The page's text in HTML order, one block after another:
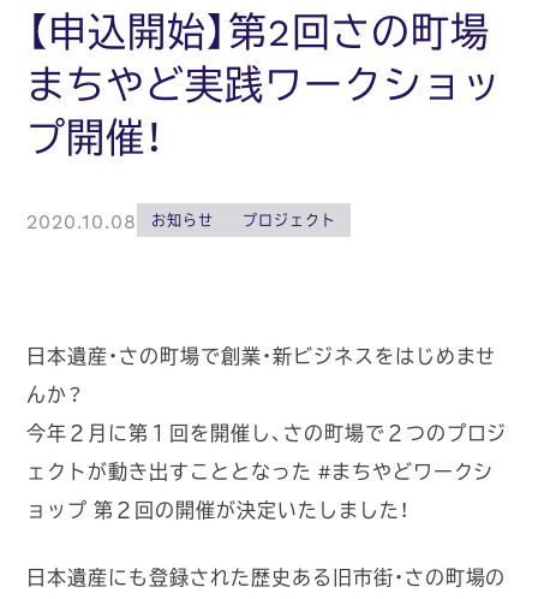
【申込開始】第2回さの町場
まちやど実践ワークショッ
プ開催！
2020.10.08 お知らせ プロジェクト
日本遺産・さの町場で創業・新ビジネスをはじめませ
んか？
今年２月に第１回を開催し、さの町場で２つのプロジ
ェクトが動き出すこととなった #まちやどワークシ
ョップ 第２回の開催が決定いたしました！
日本遺産にも登録された歴史ある旧市街・さの町場の